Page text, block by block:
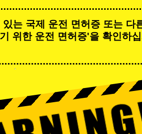
는 국제 운전 면허증 또는 다
위한 운전 면허증'을 확인하